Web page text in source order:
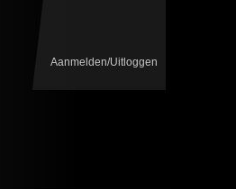
Aanmelden/Uitloggen